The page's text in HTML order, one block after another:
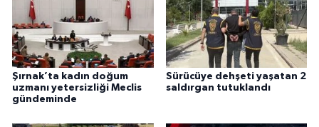
Şırnak’ta kadın doğum
uzmanı yetersizliği Meclis
gündeminde
Sürücüye dehşeti yaşatan 2
saldırgan tutuklandı